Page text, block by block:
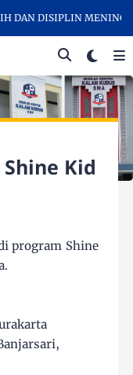
DAN DISIPLIN
Kid
program Shine